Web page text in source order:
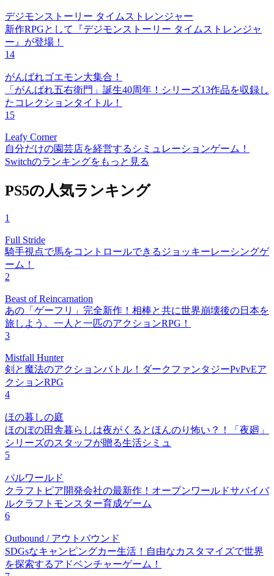
デジモンストーリー タイムストレンジャー
新作RPGとして『デジモンストーリー タイムストレンジャ
ー』が登場！
14
がんばれゴエモン大集合！
「がんばれ五右衛門」誕生40周年！シリーズ13作品を収録し
たコレクションタイトル！
15
Leafy Corner
自分だけの園芸店を経営するシミュレーションゲーム！
Switchのランキングをもっと見る
PS5の人気ランキング
1
Full Stride
騎手視点で馬をコントロールできるジョッキーレーシングゲ
ーム！
2
Beast of Reincarnation
あの「ゲーフリ」完全新作！相棒と共に世界崩壊後の日本を
旅しよう。一人と一匹のアクションRPG！
3
Mistfall Hunter
剣と魔法のアクションバトル！ダークファンタジーPvPvEア
クションRPG
4
ほの暮しの庭
ほのぼの田舎暮らしは夜がくるとほんのり怖い？！「夜廻」
シリーズのスタッフが贈る生活シミュ
5
パルワールド
クラフトピア開発会社の最新作！オープンワールドサバイバ
ルクラフトモンスター育成ゲーム
6
Outbound / アウトバウンド
SDGsなキャンピングカー生活！自由なカスタマイズで世界
を探索するアドベンチャーゲーム！